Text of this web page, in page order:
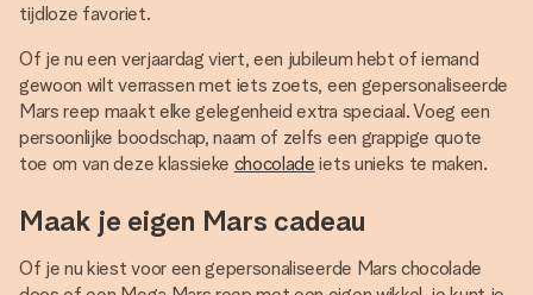
tijdloze favoriet.
Of je nu een verjaardag viert, een jubileum hebt of iemand
gewoon wilt verrassen met iets zoets, een gepersonaliseerde
Mars reep maakt elke gelegenheid extra speciaal. Voeg een
persoonlijke boodschap, naam of zelfs een grappige quote
toe om van deze klassieke chocolade iets unieks te maken.
Maak je eigen Mars cadeau
Of je nu kiest voor een gepersonaliseerde Mars chocolade